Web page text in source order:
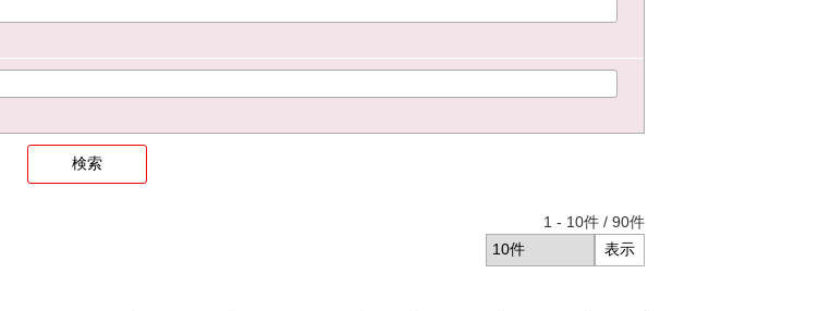
1 - 10件 / 90件